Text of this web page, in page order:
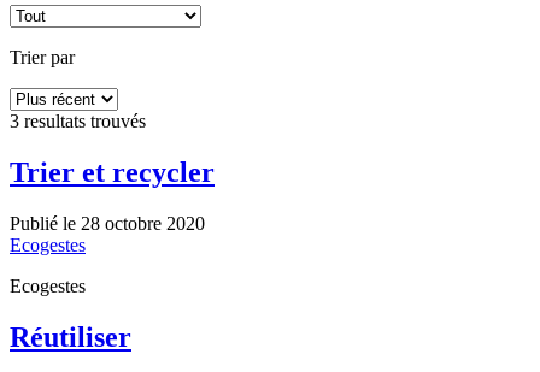
Trier par
3 resultats trouvés
Trier et recycler
Publié le 28 octobre 2020
Ecogestes
Ecogestes
Réutiliser